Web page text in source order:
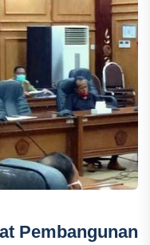
Pembangunan